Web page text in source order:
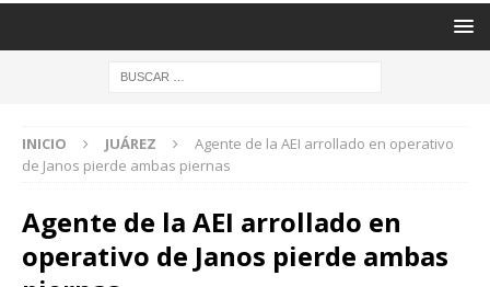
INICIO JUÁREZ
Agente de la AEI arrollado en operativo
de Janos pierde ambas piernas
Agente de la AEI arrollado en
operativo de Janos pierde ambas